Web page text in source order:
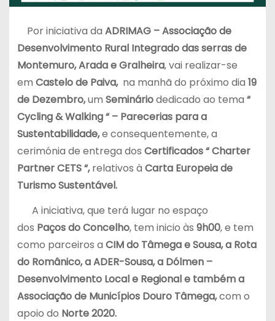
Por iniciativa da ADRIMAG – Associação de
Desenvolvimento Rural Integrado das serras de
Montemuro, Arada e Gralheira, vai realizar-se
em Castelo de Paiva, na manhã do próximo dia 19
de Dezembro,um Semináriodedicado ao tema “
Cycling & Walking “ – Parecerias para a
Sustentabilidade,e consequentemente, a
cerimónia de entrega dos Certificados “ Charter
Partner CETS “,relativos à Carta Europeia de
Turismo Sustentável.
A iniciativa, que terá lugar no espaço
dos Paços do Concelho, tem inicio às 9h00, e tem
como parceiros a CIM do Tâmega e Sousa, a Rota
do Românico, a ADER-Sousa, a Dólmen –
Desenvolvimento Local e Regional e também a
Associação de Municípios Douro Tâmega,com o
apoio do Norte 2020.